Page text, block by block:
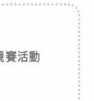
賽活動